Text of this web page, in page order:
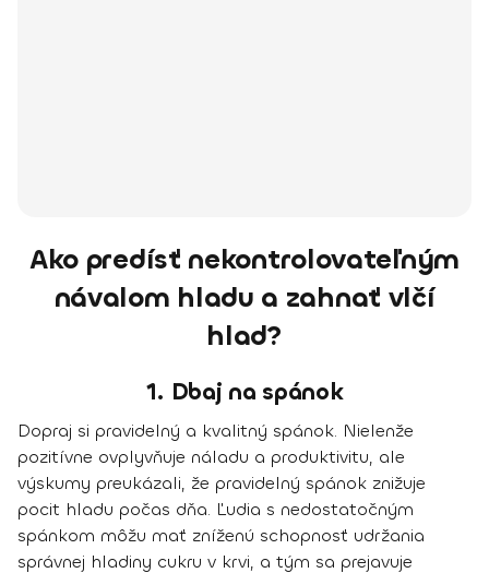
Ako predísť nekontrolovateľným
návalom hladu a zahnať vlčí
hlad?
1. Dbaj na spánok
Dopraj si pravidelný a kvalitný spánok. Nielenže
pozitívne ovplyvňuje náladu a produktivitu, ale
výskumy preukázali, že pravidelný spánok znižuje
pocit hladu počas dňa. Ľudia s nedostatočným
spánkom môžu mať zníženú schopnosť udržania
správnej hladiny cukru v krvi, a tým sa prejavuje